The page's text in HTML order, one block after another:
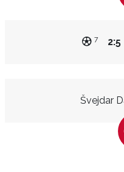
2:5
7
Švejdar